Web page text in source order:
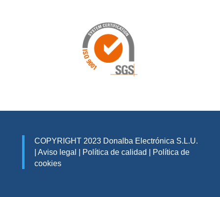
COPYRIGHT 2023 Donalba Electrónica S.L.U.
Aviso legal Política de calidad
Política de
cookies